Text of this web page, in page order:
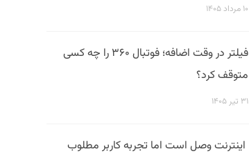
۱۰ مرداد ۱۴۰۵
فیلتر در وقت اضافه؛ فوتبال ۳۶۰ را چه کسی
متوقف کرد؟
۳۱ تیر ۱۴۰۵
اینترنت وصل است اما تجربه کاربر مطلوب